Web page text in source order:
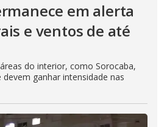
em alerta
e ventos de até
do interior, como Sorocaba,
ganhar intensidade nas